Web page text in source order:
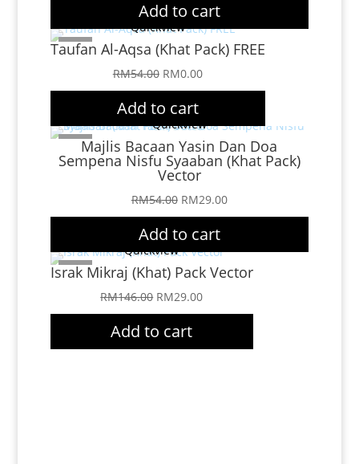
was:
RM152.00.RM47.00.
Add to cart
Sale!
Quickview
Taufan Al-Aqsa (Khat Pack) FREE
RM54.00 Original
price
was:
RM54.00.
RM0.00Current
price
RM0.00.
Add to cart
Sale!
Quickview
Majlis Bacaan Yasin Dan Doa
Sempena Nisfu Syaaban (Khat Pack)
Vector
RM54.00 Original
price
was:
RM54.00.
RM29.00Current
price
RM29.00.
Add to cart
Sale!
Quickview
Israk Mikraj (Khat) Pack Vector
RM146.00 Original
price
was:
RM146.00.
RM29.00Current
price
RM29.00.
Add to cart